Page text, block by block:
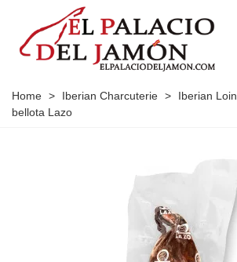
Home > Iberian Charcuterie > Iberian Loin
bellota Lazo